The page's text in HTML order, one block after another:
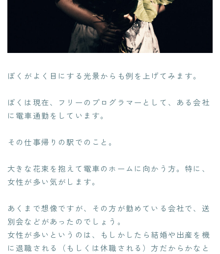
ぼくがよく目にする光景からも例を上げてみます。
ぼくは現在、フリーのプログラマーとして、ある会社
に電車通勤をしています。
その仕事帰りの駅でのこと。
大きな花束を抱えて電車のホームに向かう方。特に、
女性が多い気がします。
あくまで想像ですが、その方が勤めている会社で、送
別会などがあったのでしょう。
女性が多いというのは、もしかしたら結婚や出産を機
に退職される（もしくは休職される）方だからかなと